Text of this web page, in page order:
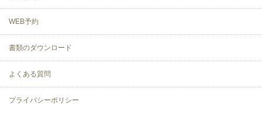
WEB予約
書類のダウンロード
よくある質問
プライバシーポリシー